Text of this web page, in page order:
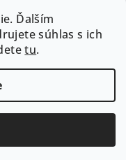
Ďalším
súhlas s ich
tu.